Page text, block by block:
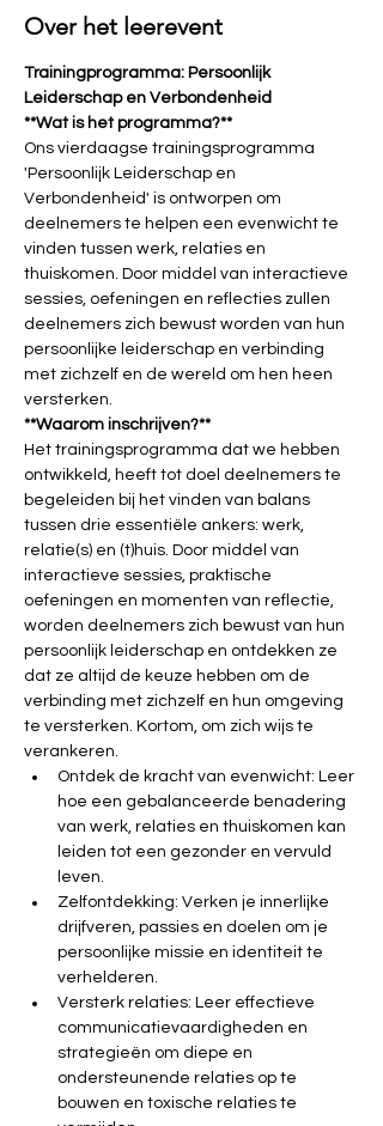
Over het leerevent
Trainingprogramma: Persoonlijk
Leiderschap en Verbondenheid
**Wat is het programma?**
Ons vierdaagse trainingsprogramma
'Persoonlijk Leiderschap en
Verbondenheid' is ontworpen om
deelnemers te helpen een evenwicht te
vinden tussen werk, relaties en
thuiskomen. Door middel van interactieve
sessies, oefeningen en reflecties zullen
deelnemers zich bewust worden van hun
persoonlijke leiderschap en verbinding
met zichzelf en de wereld om hen heen
versterken.
**Waarom inschrijven?**
Het trainingsprogramma dat we hebben
ontwikkeld, heeft tot doel deelnemers te
begeleiden bij het vinden van balans
tussen drie essentiële ankers: werk,
relatie(s) en (t)huis. Door middel van
interactieve sessies, praktische
oefeningen en momenten van reflectie,
worden deelnemers zich bewust van hun
persoonlijk leiderschap en ontdekken ze
dat ze altijd de keuze hebben om de
verbinding met zichzelf en hun omgeving
te versterken. Kortom, om zich wijs te
verankeren.
Ontdek de kracht van evenwicht: Leer
hoe een gebalanceerde benadering
van werk, relaties en thuiskomen kan
leiden tot een gezonder en vervuld
leven.
Zelfontdekking: Verken je innerlijke
drijfveren, passies en doelen om je
persoonlijke missie en identiteit te
verhelderen.
Versterk relaties: Leer effectieve
communicatievaardigheden en
strategieën om diepe en
ondersteunende relaties op te
bouwen en toxische relaties te